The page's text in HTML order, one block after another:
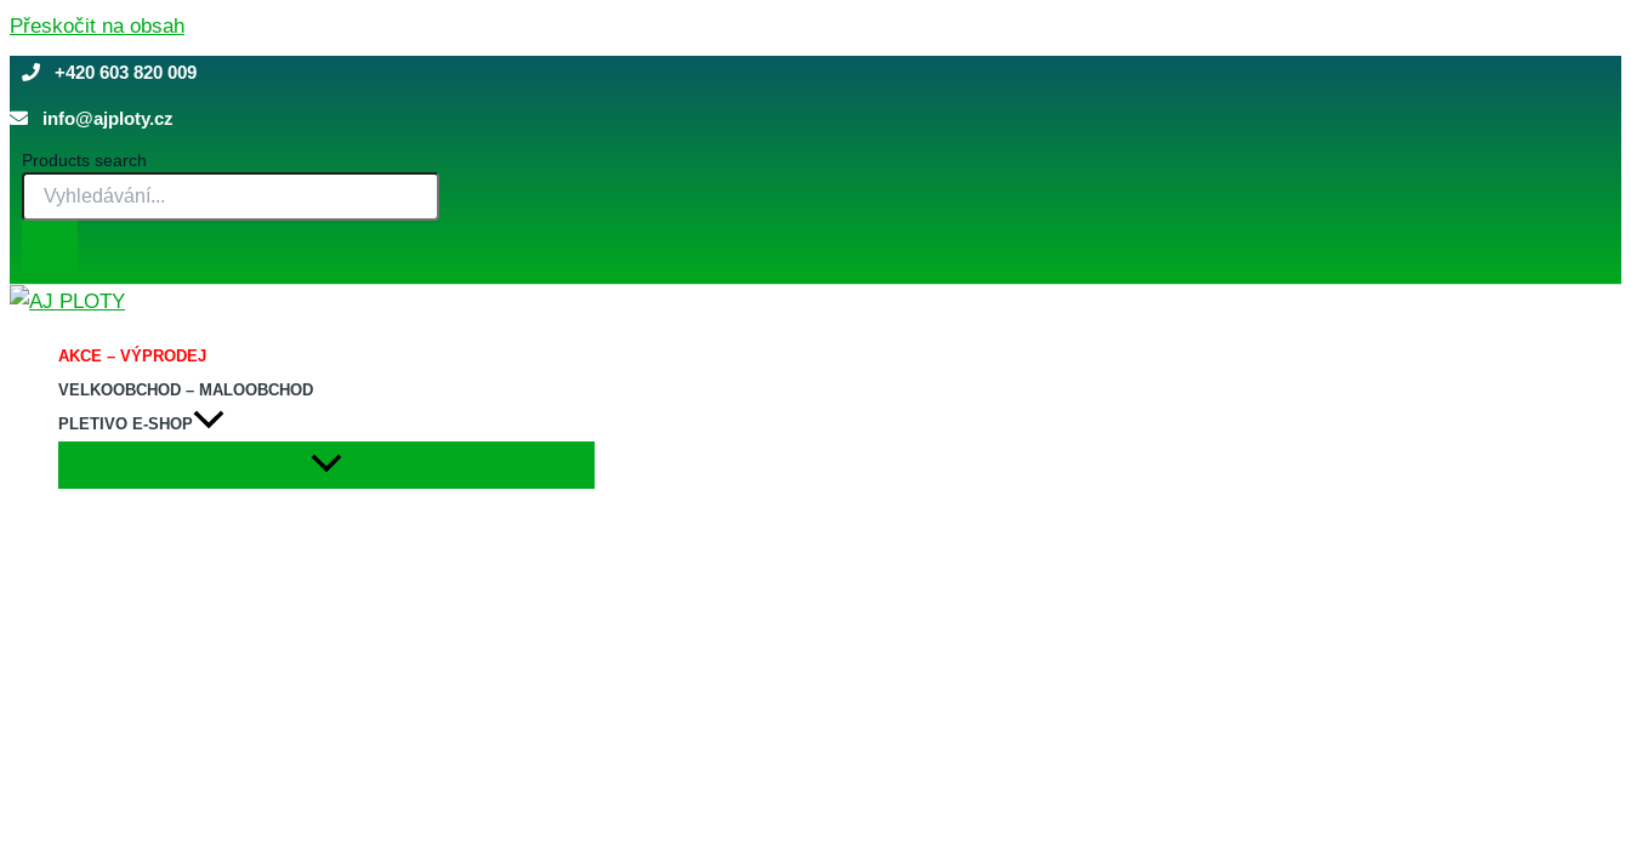
Přeskočit na obsah
+420 603 820 009
info@ajploty.cz
Products search
AKCE – VÝPRODEJ
VELKOOBCHOD – MALOOBCHOD
PLETIVO E-SHOP